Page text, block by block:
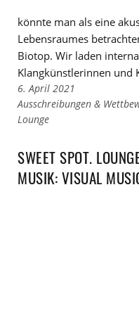
könnte man als eine
Lebensraumes
Biotop. Wir laden
Klangkünstlerinnen und
6. April 2021
Links
zu
Kategorien
Ausschreibungen &
Links
den
Tags
Lounge
SWEET SPOT.
MUSIK: VISUAL